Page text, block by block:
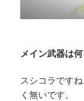
メイン武器は
スシコラです
く無いです。